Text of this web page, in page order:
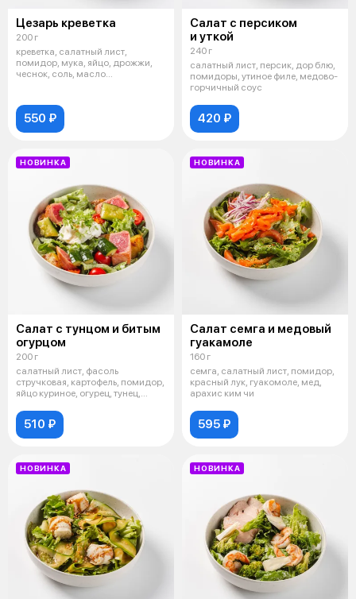
Цезарь креветка
200 г
креветка, салатный лист,
помидор, мука, яйцо, дрожжи,
чеснок, соль, масло
550 ₽
Салат с персиком
и уткой
240 г
салатный лист, персик, дор блю,
помидоры, утиное филе, медово-
горчичный соус
420 ₽
НОВИНКА
Салат с тунцом и битым
огурцом
200 г
салатный лист, фасоль
стручковая, картофель, помидор,
яйцо куриное, огурец, тунец,
510 ₽
НОВИНКА
Салат семга и медовый
гуакамоле
160 г
семга, салатный лист, помидор,
красный лук, гуакомоле, мед,
арахис ким чи
595 ₽
НОВИНКА НОВИНКА